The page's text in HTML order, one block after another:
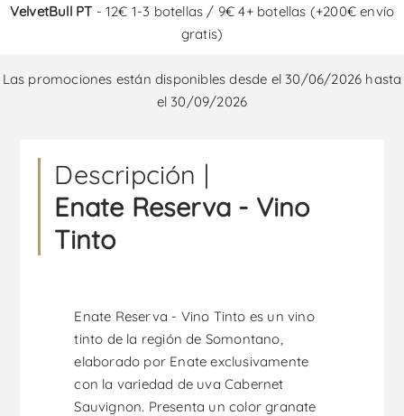
VelvetBull PT - 12€ 1-3 botellas / 9€ 4+ botellas (+200€ envío
gratis)
Las promociones están disponibles desde el 30/06/2026 hasta
el 30/09/2026
Descripción |
Enate Reserva - Vino
Tinto
Enate Reserva - Vino Tinto es un vino
tinto de la región de Somontano,
elaborado por Enate exclusivamente
con la variedad de uva Cabernet
Sauvignon. Presenta un color granate